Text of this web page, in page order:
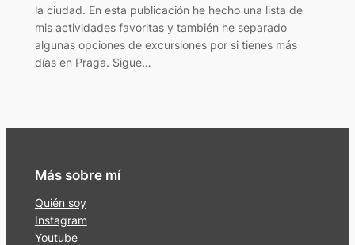
la ciudad. En esta publicación he hecho una lista de
mis actividades favoritas y también he separado
algunas opciones de excursiones por si tienes más
días en Praga. Sigue…
Más sobre mí
Quién soy
Instagram
Youtube